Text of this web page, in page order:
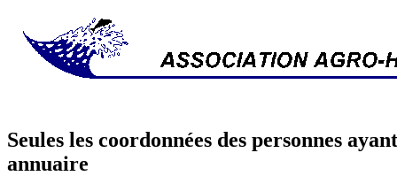
Seules les coordonnées des personnes
annuaire